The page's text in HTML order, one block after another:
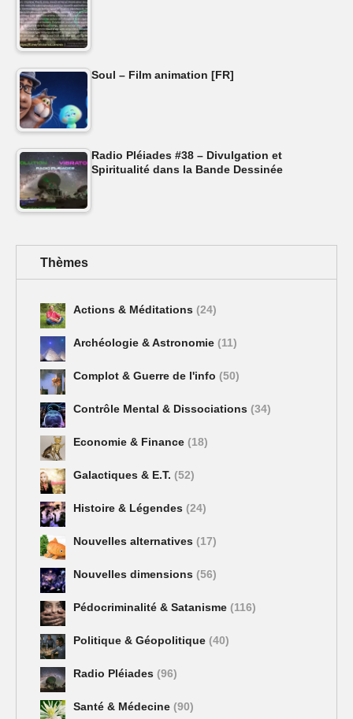
Soul – Film animation [FR]
Radio Pléiades #38 – Divulgation et
Spiritualité dans la Bande Dessinée
Thèmes
Actions & Méditations (24)
Archéologie & Astronomie (11)
Complot & Guerre de l'info (50)
Contrôle Mental & Dissociations (34)
Economie & Finance (18)
Galactiques & E.T. (52)
Histoire & Légendes (24)
Nouvelles alternatives (17)
Nouvelles dimensions (56)
Pédocriminalité & Satanisme (116)
Politique & Géopolitique (40)
Radio Pléiades (96)
Santé & Médecine (90)